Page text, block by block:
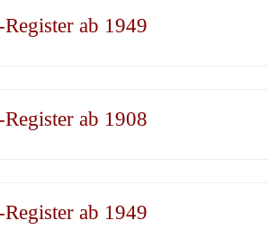
ab 1949
ab 1908
ab 1949